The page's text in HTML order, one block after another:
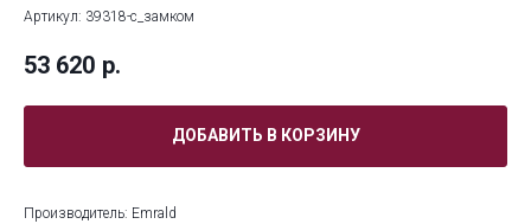
Артикул: 39318-с_замком
53 620 р.
ДОБАВИТЬ В КОРЗИНУ
Производитель: Emrald